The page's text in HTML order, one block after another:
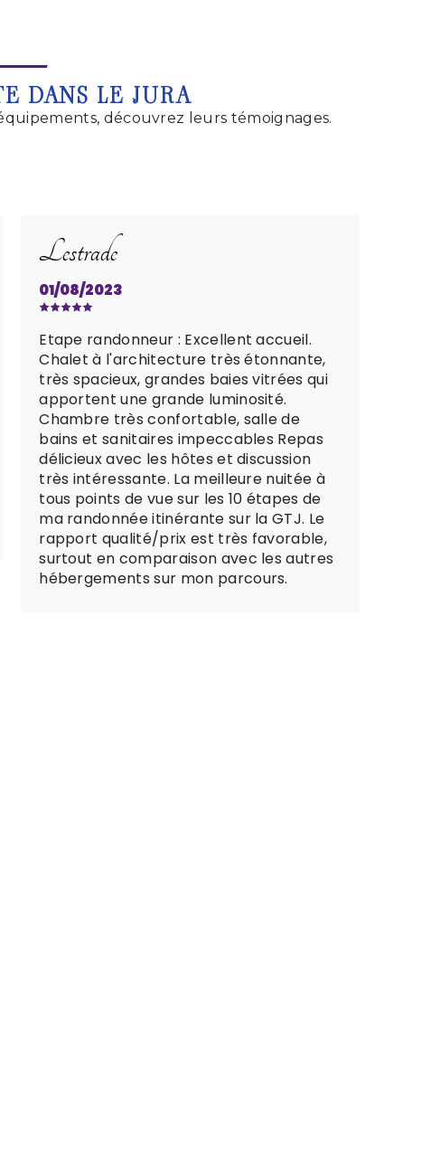
DANS LE JURA
découvrez leurs témoignages.
Lestrade
01/08/2023
Etape randonneur : Excellent accueil.
Chalet à l'architecture très étonnante,
très spacieux, grandes baies vitrées qui
apportent une grande luminosité.
Chambre très confortable, salle de
bains et sanitaires impeccables Repas
délicieux avec les hôtes et discussion
très intéressante. La meilleure nuitée à
tous points de vue sur les 10 étapes de
ma randonnée itinérante sur la GTJ. Le
rapport qualité/prix est très favorable,
surtout en comparaison avec les autres
hébergements sur mon parcours.